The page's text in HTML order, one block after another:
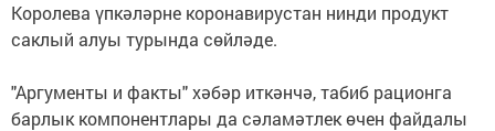
Королева үпкәләрне коронавирустан нинди продукт
саклый алуы турында сөйләде.
"Аргументы и факты" хәбәр иткәнчә, табиб рационга
барлык компонентлары да сәламәтлек өчен файдалы